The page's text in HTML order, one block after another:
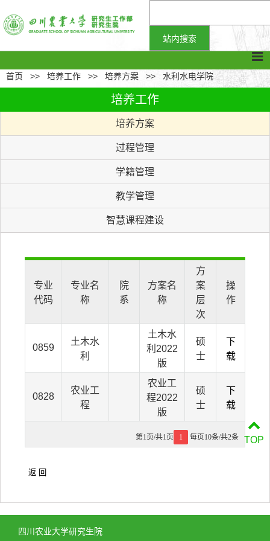
首页 >> 培养工作 >> 培养方案 >> 水利水电学院
培养工作
培养方案
过程管理
学籍管理
教学管理
智慧课程建设
专业
代码
专业名
称
院
系
方案名
称
方
案
层
次
操
作
0859
土木水
利
土木水
利2022
版
硕
士
下
载
0828
农业工
程
农业工
程2022
版
硕
士
下
载
第1页/共1页 1 每页10条/共2条
四川农业大学研究生院
TOP